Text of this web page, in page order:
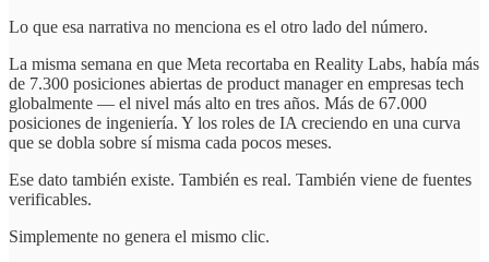
Lo que esa narrativa no menciona es el otro lado del número.
La misma semana en que Meta recortaba en Reality Labs, había más
de 7.300 posiciones abiertas de product manager en empresas tech
globalmente — el nivel más alto en tres años. Más de 67.000
posiciones de ingeniería. Y los roles de IA creciendo en una curva
que se dobla sobre sí misma cada pocos meses.
Ese dato también existe. También es real. También viene de fuentes
verificables.
Simplemente no genera el mismo clic.